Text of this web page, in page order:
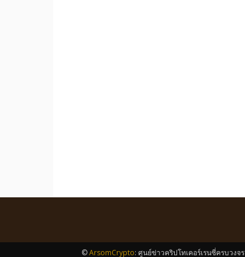
©ArsomCrypto: ศูนย์ข่าวคริปโทเคอร์เรนซี่ครบวงจร